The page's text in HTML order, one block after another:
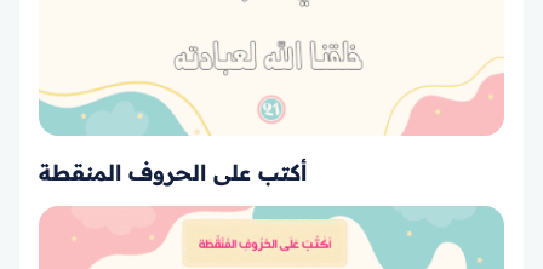
أكتب على الحروف المنقطة